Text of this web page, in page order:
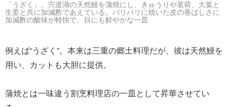
「うざく」。宍道湖の天然鰻を蒲焼にし、きゅうりや茗荷、大葉と
生姜と共に加減酢であえている。パリパリに焼いた皮の香ばしさに
加減酢の酸味が軽快で、目にも鮮やかな一皿
例えば“うざく”。本来は三重の郷土料理だが、彼は天然鰻を
用い、カットも大胆に提供。
蒲焼とは一味違う割烹料理店の一皿として昇華させてい